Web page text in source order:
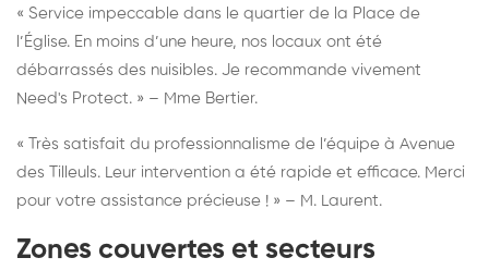
« Service impeccable dans le quartier de la Place de
l’Église. En moins d’une heure, nos locaux ont été
débarrassés des nuisibles. Je recommande vivement
Need's Protect. » – Mme Bertier.
« Très satisfait du professionnalisme de l’équipe à Avenue
des Tilleuls. Leur intervention a été rapide et efficace. Merci
pour votre assistance précieuse ! » – M. Laurent.
Zones couvertes et secteurs